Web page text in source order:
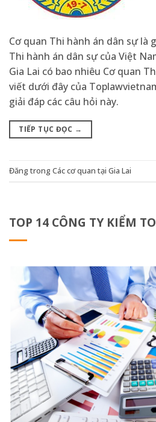
Cơ quan Thi hành án dân sự là
Thi hành án dân sự của Việt
Gia Lai có bao nhiêu Cơ quan
viết dưới đây của
giải đáp các câu hỏi này.
TIẾP TỤC ĐỌC →
Đăng trongCác cơ quan tại Gia Lai
TOP 14 CÔNG TY KIỂM